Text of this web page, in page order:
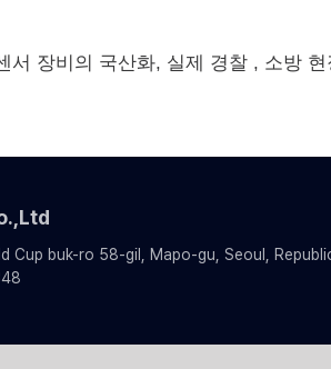
서 장비의 국산화, 실제 경찰 , 소방
Cup buk-ro 58-gil, Mapo-gu, Seoul,